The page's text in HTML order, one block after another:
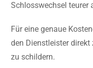
Schlosswechsel teurer
Für eine genaue
den Dienstleister direkt
zu schildern.